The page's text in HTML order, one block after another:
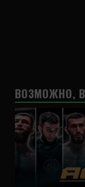
ВОЗМОЖНО,